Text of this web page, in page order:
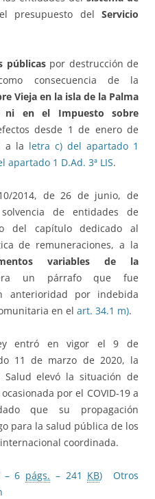
presupuesto del Servicio
públicaspor destrucción de
consecuencia de la
Vieja en la isla de la Palma
en el Impuesto sobre
desde 1 de enero de
a la letra c) del apartado 1
apartado 1 D.Ad. 3ª LIS.
2014, de 26 de junio, de
de entidades de
del capítulo dedicado al
de remuneraciones, a la
variables de la
un párrafo que fue
anterioridad por indebida
en el art. 34.1 m).
entró en vigor el 9 de
11 de marzo de 2020, la
elevó la situación de
por el COVID-19 a
que su propagación
para la salud pública de los
coordinada.
– 6 págs. – 241 KB)
Otros